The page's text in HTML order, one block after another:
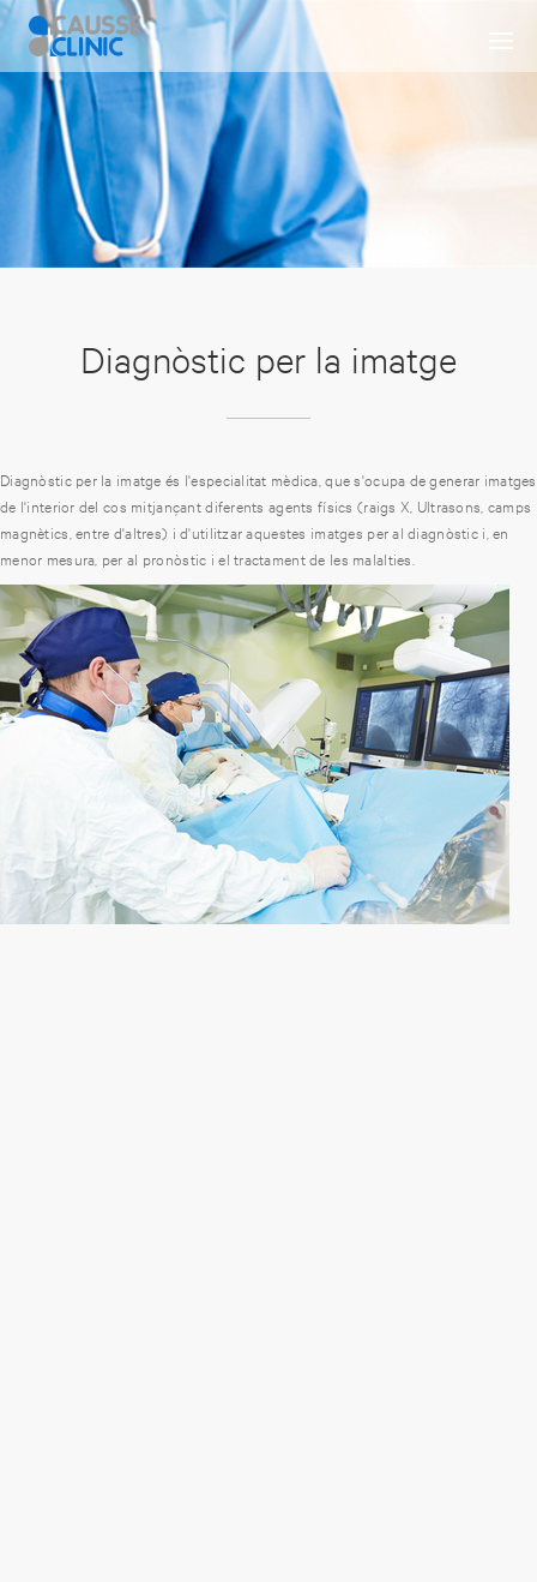
Diagnòstic per la imatge
Diagnòstic per la imatge és l'especialitat mèdica, que s'ocupa de generar imatges
de l'interior del cos mitjançant diferents agents físics (raigs X, Ultrasons, camps
magnètics, entre d'altres) i d'utilitzar aquestes imatges per al diagnòstic i, en
menor mesura, per al pronòstic i el tractament de les malalties.